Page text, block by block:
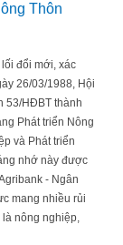
Thôn
đổi mới, xác
26/03/1988, Hội
53/HĐBT thành
Phát triển Nông
và Phát triển
nhớ này được
- Ngân
mang nhiều rủi
là nông nghiệp,